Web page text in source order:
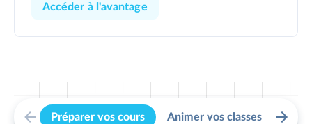
Accéder à l'avantage
Préparer vos cours Animer vos classes